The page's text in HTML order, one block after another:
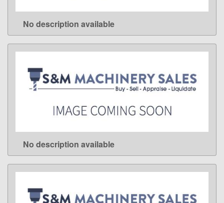
LEARN MORE
No description available
LEARN MORE
No description available